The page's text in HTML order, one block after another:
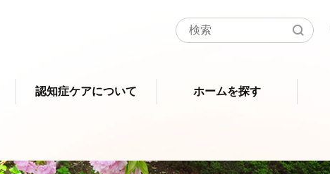
認知症ケアについて ホームを探す